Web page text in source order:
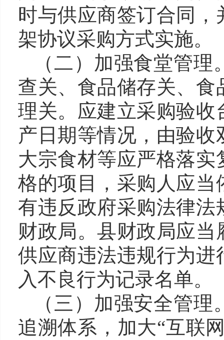
时与供应商签订合同
架协议采购方式实施。
（二 ） 加强食堂管理
查关、食品储存关、
理关。应建立采购验
产日期等情况，由验
大宗食材等应严格落
格的项目，采购人应
有违反政府采购法律
财政局。县财政局应
供应商违法违规行为
入不良行为记录名单。
（ 三 ） 加强安全管理
追溯体系，加大“互联